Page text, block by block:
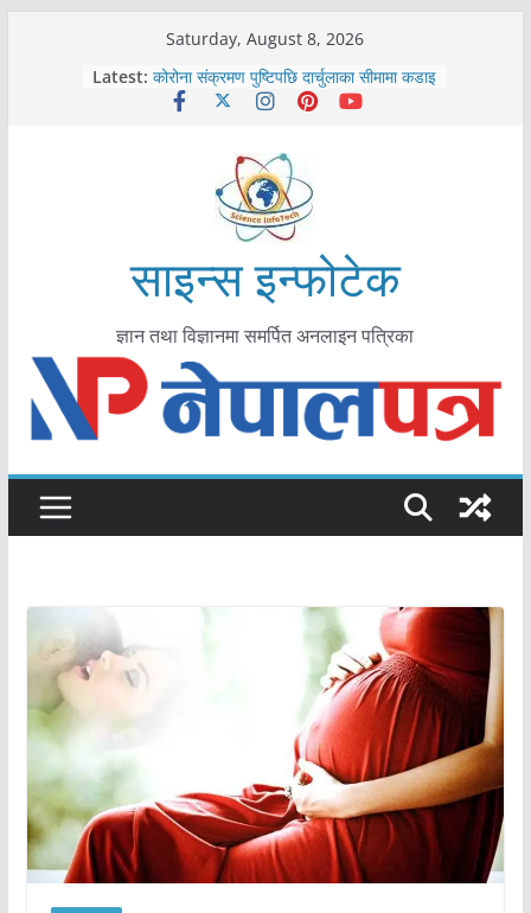
Saturday, August 8, 2026
Latest:
काभ्रेपलाञ्चोकमा आयुर्वेद स्वास्थ्योपचारतर्फ
आकर्षण बढ्दै
कोरोना संक्रमण पुष्टिपछि दार्चुलाका सीमामा कडाइ
मकवानपुरमा खोरेत रोग विरुद्धको खोप लगाउन
आयुर्वेद चिकित्सा प्रणालीको भूमिका महत्वपूर्ण छ :
मुख्यमन्त्री शाह
साइन्स इन्फोटेक
ज्ञान तथा विज्ञानमा समर्पित अनलाइन पत्रिका